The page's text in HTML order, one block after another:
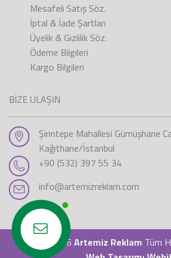
Mesafeli Satış Söz.
İptal & İade Şartları
Üyelik & Gizlilik Söz.
Ödeme Bilgileri
Kargo Bilgileri
BİZE ULAŞIN
Şirintepe Mahallesi Gümüşhane
Kağıthane/İstanbul
+90 (532) 397 55 34
info@artemizreklam.com
© 2026 Artemiz Reklam Tüm
Hızlı İletişim